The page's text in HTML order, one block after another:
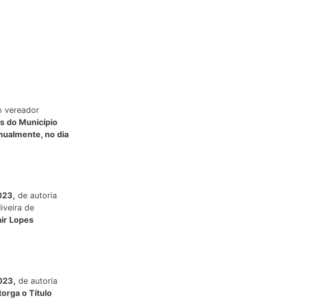
vereador
do Município
no dia
de autoria
de
Lopes
de autoria
o Título